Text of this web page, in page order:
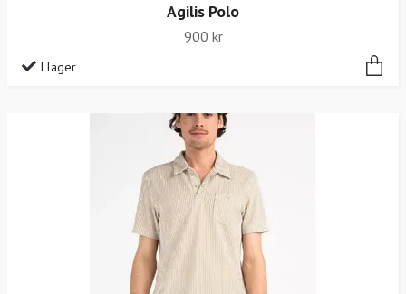
Agilis Polo
900 kr
I lager